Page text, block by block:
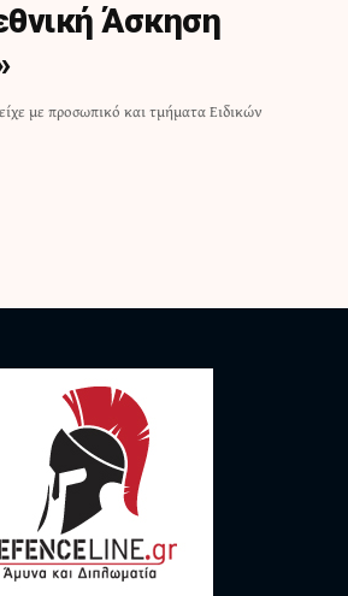
Άσκηση
με προσωπικό και τμήματα Ειδικών